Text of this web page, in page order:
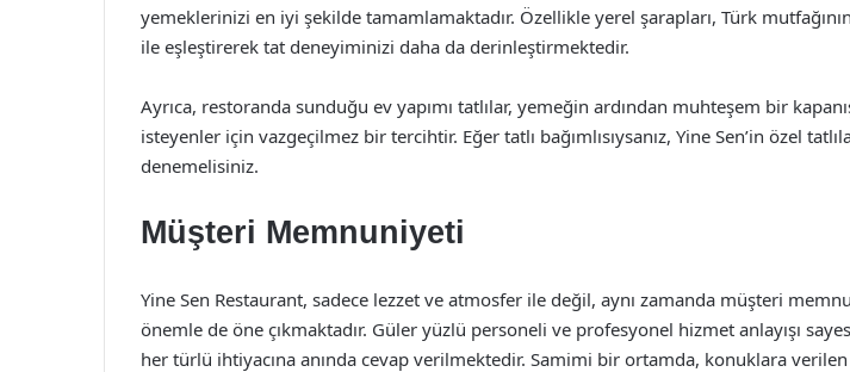
yemeklerinizi en iyi şekilde tamamlamaktadır. Özellikle yerel şarapları, Türk
ile eşleştirerek tat deneyiminizi daha da derinleştirmektedir.
Ayrıca, restoranda sunduğu ev yapımı tatlılar, yemeğin ardından muhteşem bir
isteyenler için vazgeçilmez bir tercihtir. Eğer tatlı bağımlısıysanız, Yine Sen’in özel
denemelisiniz.
Müşteri Memnuniyeti
Yine Sen Restaurant, sadece lezzet ve atmosfer ile değil, aynı zamanda müşteri
önemle de öne çıkmaktadır. Güler yüzlü personeli ve profesyonel hizmet anlayışı
her türlü ihtiyacına anında cevap verilmektedir. Samimi bir ortamda, konuklara